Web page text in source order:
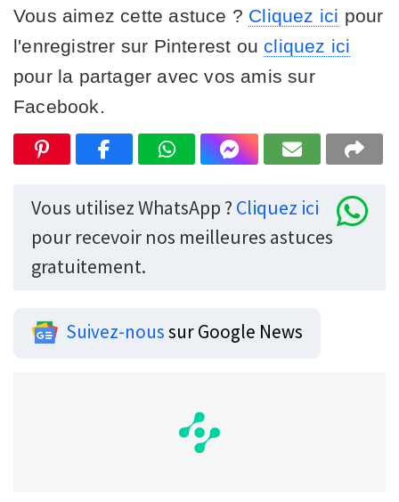
Vous aimez cette astuce ? Cliquez ici pour
l'enregistrer sur Pinterest ou cliquez ici
pour la partager avec vos amis sur
Facebook.
Vous utilisez WhatsApp ? Cliquez ici
pour recevoir nos meilleures astuces
gratuitement.
Suivez-noussur Google News